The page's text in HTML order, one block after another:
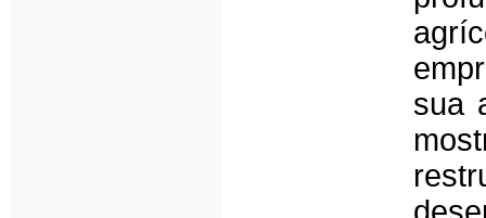
sua